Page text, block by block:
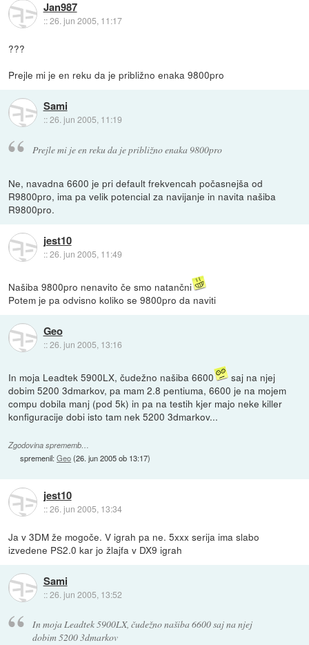
Jan987
::26. jun 2005, 11:17
???
Prejle mi je en reku da je približno enaka 9800pro
Sami
::26. jun 2005, 11:19
Prejle mi je en reku da je približno enaka 9800pro
Ne, navadna 6600 je pri default frekvencah počasnejša od
R9800pro, ima pa velik potencial za navijanje in navita našiba
R9800pro.
jest10
::26. jun 2005, 11:49
Našiba 9800pro nenavito če smo natančni
Potem je pa odvisno koliko se 9800pro da naviti
Geo
::26. jun 2005, 13:16
In moja Leadtek 5900LX, čudežno našiba 6600
saj na njej
dobim 5200 3dmarkov, pa mam 2.8 pentiuma, 6600 je na mojem
compu dobila manj (pod 5k) in pa na testih kjer majo neke killer
konfiguracije dobi isto tam nek 5200 3dmarkov...
Zgodovina sprememb…
spremenil:Geo(26. jun 2005 ob 13:17)
jest10
::26. jun 2005, 13:34
Ja v 3DM že mogoče. V igrah pa ne. 5xxx serija ima slabo
izvedene PS2.0 kar jo žlajfa v DX9 igrah
Sami
::26. jun 2005, 13:52
In moja Leadtek 5900LX, čudežno našiba 6600 saj na njej
dobim 5200 3dmarkov